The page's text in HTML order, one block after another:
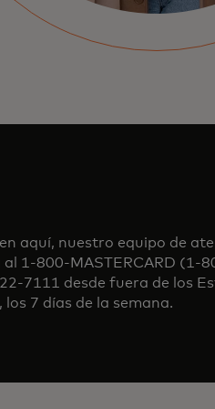
aquí, nuestro equipo de
1-800-MASTERCARD (1-
7111 desde fuera de los
7 días de la semana.